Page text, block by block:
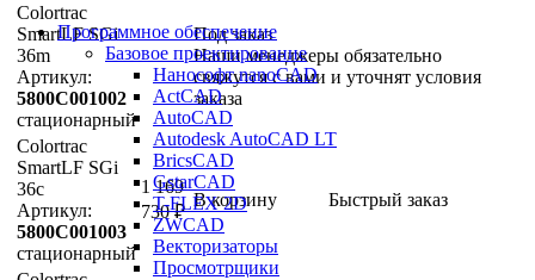
Colortrac
SmartLF SGi
36m
Артикул:
5800C001002
стационарный
Под заказ
Наши менеджеры обязательно
свяжутся с вами и уточнят условия
заказа
Colortrac
SmartLF SGi
36c
Артикул:
5800C001003
стационарный
1 169
730₽
В корзину Быстрый заказ
Программное обеспечение
Базовое проектирование
Нанософт nanoCAD
ActCAD
AutoCAD
Autodesk AutoCAD LT
BricsCAD
GstarCAD
T-FLEX 2D
ZWCAD
Векторизаторы
Просмотрщики